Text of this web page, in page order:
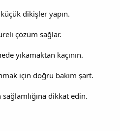
dikişler yapın.
çözüm sağlar.
yıkamaktan kaçının.
için doğru bakım şart.
dikkat edin.